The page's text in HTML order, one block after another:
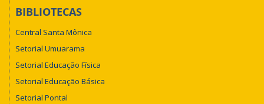
BIBLIOTECAS
Central Santa Mônica
Setorial Umuarama
Setorial Educação Física
Setorial Educação Básica
Setorial Pontal